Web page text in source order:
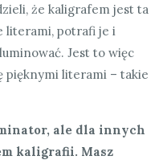
że kaligrafem jest ta
literami, potrafi je i
Jest to więc
pięknymi literami – takie
ale dla innych
kaligrafii. Masz